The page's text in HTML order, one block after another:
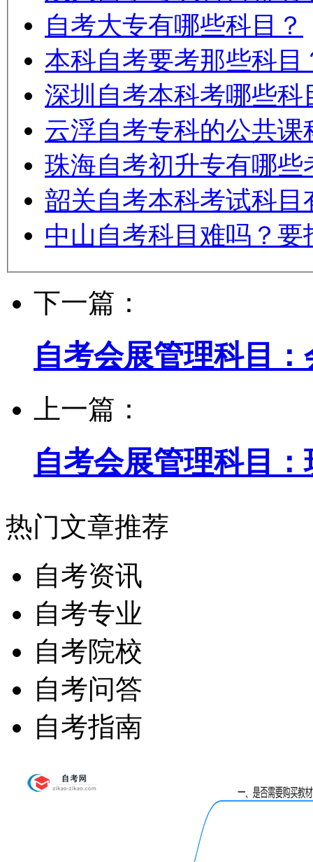
自考大专有哪些科目？
本科自考要考那些科目
深圳自考本科考哪些科
云浮自考专科的公共课
珠海自考初升专有哪些
韶关自考本科考试科目
中山自考科目难吗？
下一篇：
自考会展管理科目
上一篇：
自考会展管理科目
热门文章推荐
自考资讯
自考专业
自考院校
自考问答
自考指南